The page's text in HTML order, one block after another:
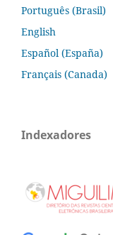
Português (Brasil)
English
Español (España)
Français (Canada)
Indexadores